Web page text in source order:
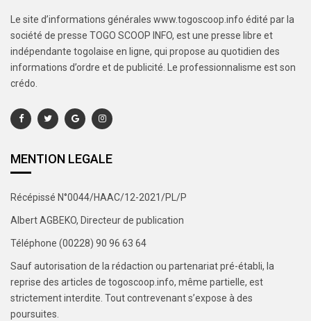
Le site d’informations générales www.togoscoop.info édité par la
société de presse TOGO SCOOP INFO, est une presse libre et
indépendante togolaise en ligne, qui propose au quotidien des
informations d’ordre et de publicité. Le professionnalisme est son
crédo.
MENTION LEGALE
Récépissé N°0044/HAAC/12-2021/PL/P
Albert AGBEKO, Directeur de publication
Téléphone (00228) 90 96 63 64
Sauf autorisation de la rédaction ou partenariat pré-établi, la
reprise des articles de togoscoop.info, même partielle, est
strictement interdite. Tout contrevenant s’expose à des
poursuites.